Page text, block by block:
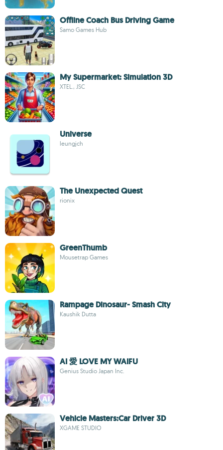
Offline Coach Bus Driving Game
Samo Games Hub
My Supermarket: Simulation 3D
XTEL., JSC
Universe
leungjch
The Unexpected Quest
rionix
GreenThumb
Mousetrap Games
Rampage Dinosaur- Smash City
Kaushik Dutta
AI 愛 LOVE MY WAIFU
Genius Studio Japan Inc.
Vehicle Masters:Car Driver 3D
XGAME STUDIO